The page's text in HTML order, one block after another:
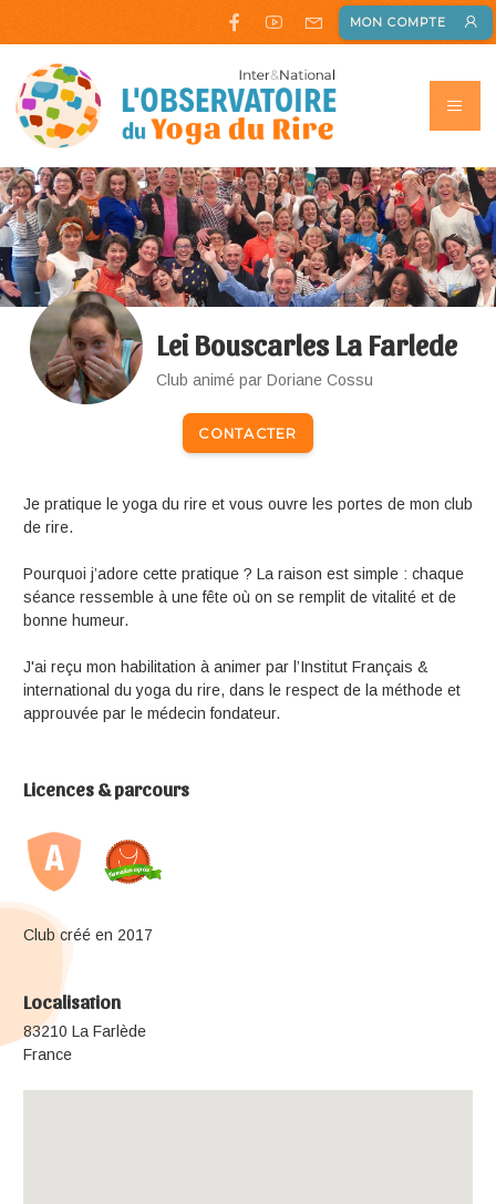
MON COMPTE
Lei Bouscarles La Farlede
Club animé par Doriane Cossu
CONTACTER
Je pratique le yoga du rire et vous ouvre les portes de mon club
de rire.
Pourquoi j’adore cette pratique ? La raison est simple : chaque
séance ressemble à une fête où on se remplit de vitalité et de
bonne humeur.
J'ai reçu mon habilitation à animer par l’Institut Français &
international du yoga du rire, dans le respect de la méthode et
approuvée par le médecin fondateur.
Licences & parcours
Club créé en 2017
Localisation
83210 La Farlède
France